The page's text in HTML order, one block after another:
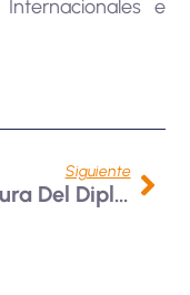
e
Siguiente
Apertura Del Diplomado «Pensar Y Hacer Ciudad»